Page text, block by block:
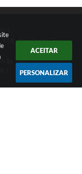
ACEITAR
PERSONALIZAR
118 - São Cristóvão -
às 17h